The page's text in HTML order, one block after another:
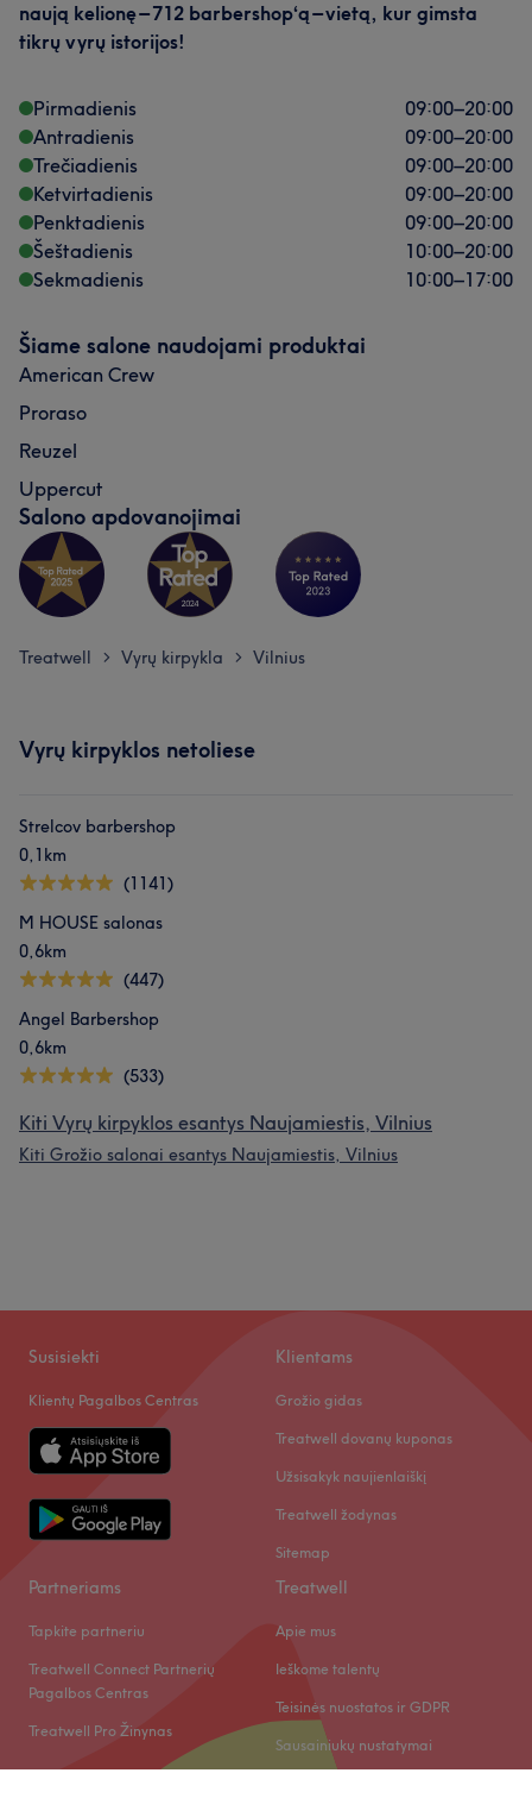
Mūsų klientų nuomonė apie darbuotoją: DANIIL
Profesionalus Išmanantis darbą 5
Dėmesingas detalėms
naują kelionę – 712 barbershop‘ą – vietą, kur gimsta
tikrų vyrų istorijos!
Pirmadienis 09:00–20:00
Antradienis
09:00–20:00
Trečiadienis
09:00–20:00
Ketvirtadienis
09:00–20:00
Penktadienis
09:00–20:00
Šeštadienis
10:00–20:00
Sekmadienis
10:00–17:00
Šiame salone naudojami produktai
American Crew
Proraso
Reuzel
Uppercut
Salono apdovanojimai
Treatwell > Vyrų kirpykla > Vilnius
Vyrų kirpyklos netoliese
Strelcov barbershop
0,1km
(1141)
M HOUSE salonas
0,6km
(447)
Angel Barbershop
0,6km
(533)
Kiti Vyrų kirpyklos esantys Naujamiestis, Vilnius
Kiti Grožio salonai esantys Naujamiestis, Vilnius
Susisiekti
Klientų Pagalbos Centras
Klientams
Grožio gidas
Treatwell dovanų kuponas
Užsisakyk naujienlaiškį
Treatwell žodynas
Sitemap
Partneriams
Tapkite partneriu
Treatwell Connect Partnerių
Pagalbos Centras
Treatwell Pro Žinynas
Treatwell
Apie mus
Ieškome talentų
Teisinės nuostatos ir GDPR
Sausainiukų nustatymai